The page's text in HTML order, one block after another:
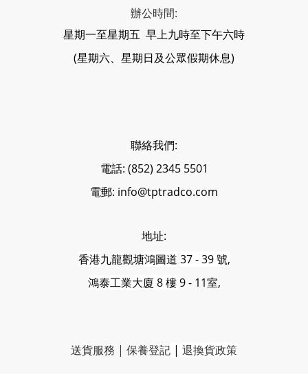
辦公時間:
星期一至星期五 早上九時至下午六時
(星期六、星期日及公眾假期休息)
聯絡我們:
電話: (852) 2345 5501
電郵: info@tptradco.com
地址:
香港九龍觀塘鴻圖道 37 - 39 號,
鴻泰工業大廈 8 樓9 - 11室,
送貨服務 | 保養登記 | 退換貨政策